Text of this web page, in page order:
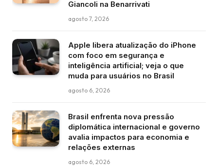
Giancoli na Benarrivati
agosto 7, 2026
Apple libera atualização do iPhone
com foco em segurança e
inteligência artificial; veja o que
muda para usuários no Brasil
agosto 6, 2026
Brasil enfrenta nova pressão
diplomática internacional e governo
avalia impactos para economia e
relações externas
agosto 6, 2026